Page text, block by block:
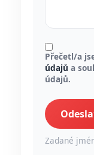
Přečetl/a
údajů a
údajů.
Zadané